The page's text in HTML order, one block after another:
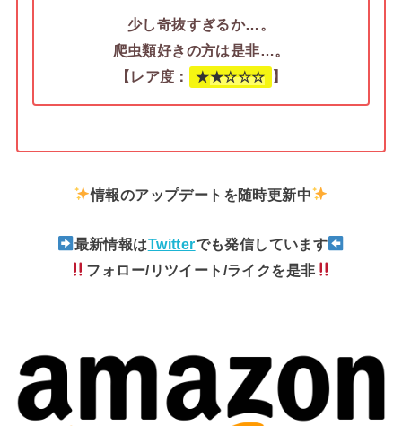
少し奇抜すぎるか…。
爬虫類好きの方は是非…。
【レア度：
★★☆☆☆ 】
情報のアップデートを随時更新中
最新情報はTwitterでも発信しています
フォロー/リツイート/ライクを是非